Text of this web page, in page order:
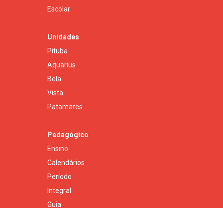
Escolar
Unidades
Pituba
Aquarius
Bela
Vista
Patamares
Pedagógico
Ensino
Calendários
Período
Integral
Guia